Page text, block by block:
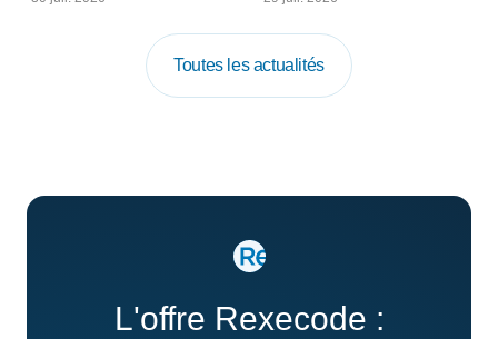
Toutes les actualités
L'offre Rexecode :